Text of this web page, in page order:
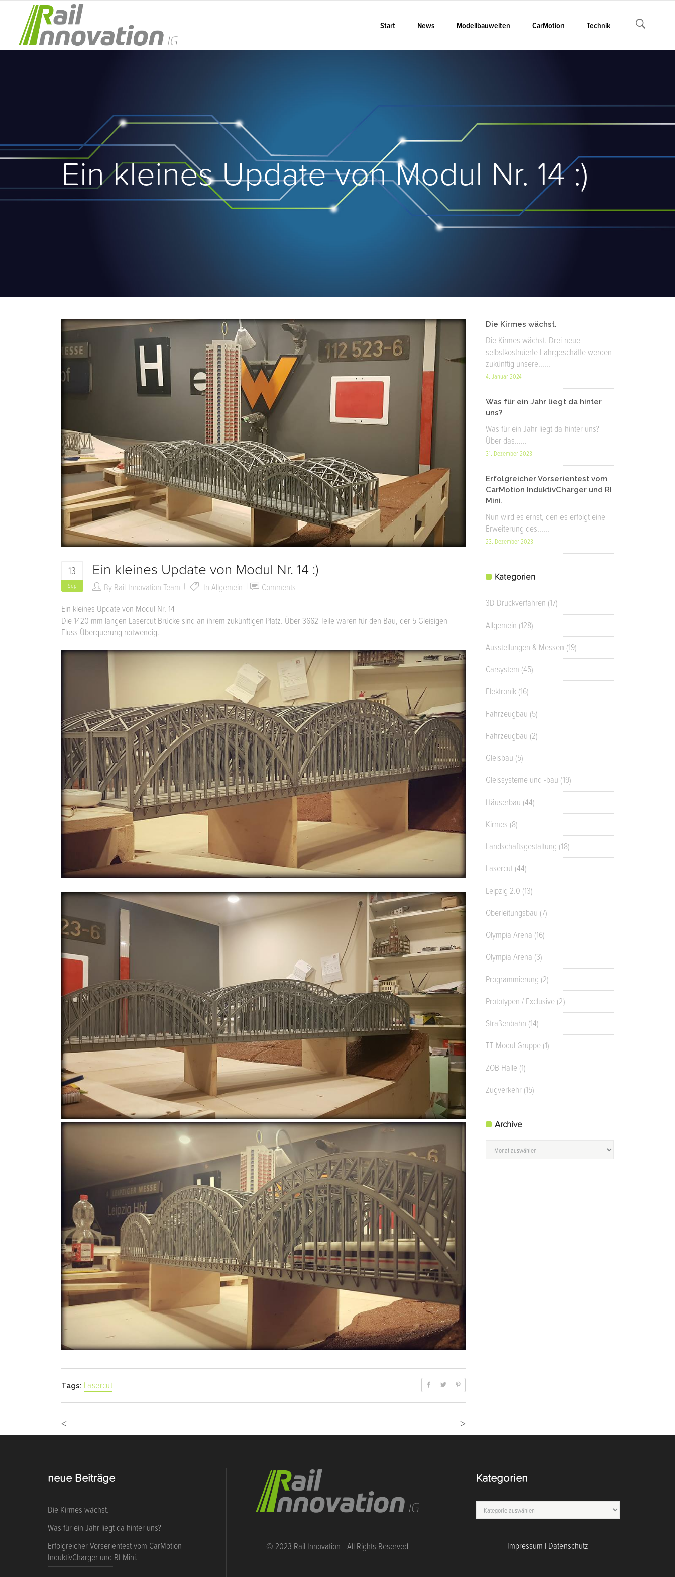
Start News Modellbauwelten CarMotion Technik
Ein kleines Update von Modul Nr. 14 :)
13
Sep
Ein kleines Update von Modul Nr. 14 :)
ByRail-Innovation Team InAllgemein
Comments
Ein kleines Update von Modul Nr. 14
Die 1420 mm langen Lasercut Brücke sind an ihrem zukünftigen Platz. Über 3662 Teile waren für den Bau, der 5 Gleisigen
Fluss Überquerung notwendig.
Tags: Lasercut
< >
Die Kirmes wächst.
Die Kirmes wächst. Drei neue
selbstkostruierte Fahrgeschäfte werden
zukünftig unsere......
4. Januar 2024
Was für ein Jahr liegt da hinter
uns?
Was für ein Jahr liegt da hinter uns?
Über das......
31. Dezember 2023
Erfolgreicher Vorserientest vom
CarMotion InduktivCharger und RI
Mini.
Nun wird es ernst, den es erfolgt eine
Erweiterung des......
23. Dezember 2023
Kategorien
3D Druckverfahren (17)
Allgemein (128)
Ausstellungen & Messen (19)
Carsystem (45)
Elektronik(16)
Fahrzeugbau (5)
Fahrzeugbau (2)
Gleisbau (5)
Gleissysteme und -bau (19)
Häuserbau (44)
Kirmes (8)
Landschaftsgestaltung (18)
Lasercut(44)
Leipzig 2.0 (13)
Oberleitungsbau (7)
Olympia Arena (16)
Olympia Arena (3)
Programmierung (2)
Prototypen / Exclusive (2)
Straßenbahn (14)
TT Modul Gruppe (1)
ZOB Halle (1)
Zugverkehr(15)
Archive
Archive
neue Beiträge
Die Kirmes wächst.
Was für ein Jahr liegt da hinter uns?
Erfolgreicher Vorserientest vom CarMotion
InduktivCharger und RI Mini.
© 2023 Rail Innovation - All Rights Reserved
Kategorien
Kategorien
Impressum | Datenschutz